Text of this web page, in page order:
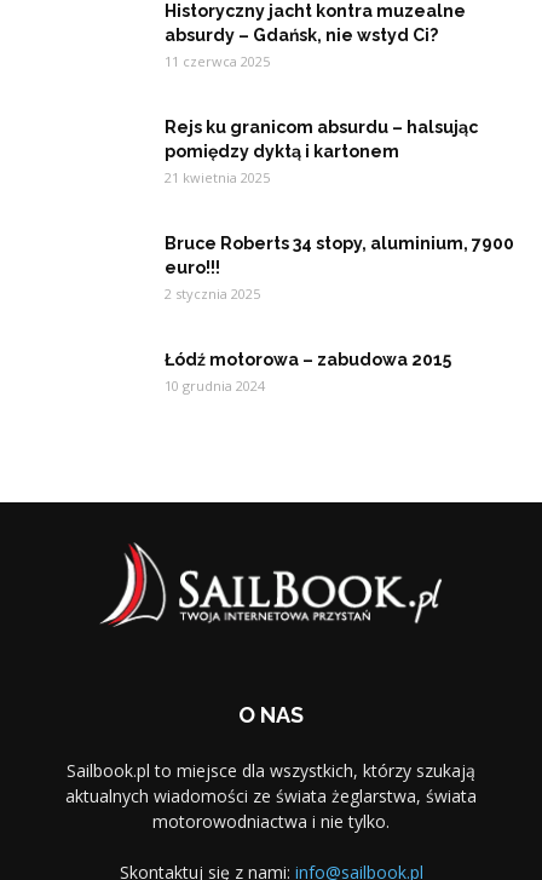
Historyczny jacht kontra muzealne
absurdy – Gdańsk, nie wstyd Ci?
11 czerwca 2025
Rejs ku granicom absurdu – halsując
pomiędzy dyktą i kartonem
21 kwietnia 2025
Bruce Roberts 34 stopy, aluminium, 7900
euro!!!
2 stycznia 2025
Łódź motorowa – zabudowa 2015
10 grudnia 2024
O NAS
Sailbook.pl to miejsce dla wszystkich, którzy szukają
aktualnych wiadomości ze świata żeglarstwa, świata
motorowodniactwa i nie tylko.
Skontaktuj się z nami: info@sailbook.pl